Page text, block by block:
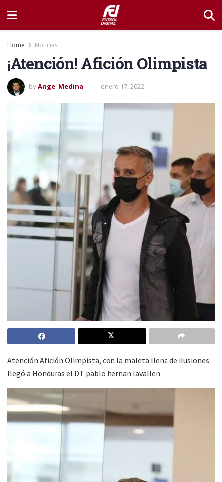
Home Noticias
¡Atención! Afición Olimpista
byAngel Medina enero 17, 2022
Atención Afición Olimpista, con la maleta llena de ilusiones
llegó a Honduras el DT pablo hernan lavallen